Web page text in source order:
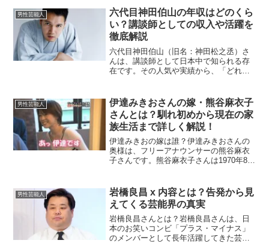
や、二人の関係について詳しく掘り下げ
てみたいと思いま...
男性芸能人
六代目神田伯山の年収はどのくら
い？講談師としての収入や活躍を
徹底解説
六代目神田伯山（旧名：神田松之丞）さ
んは、講談師として日本中で知られる存
在です。その人気や実績から、「どれく
活動が収入にどのような影響を与えてい
るのか、詳しく掘り下げて...
男性芸能人
伊達みきおさんの嫁・熊谷麻衣子
さんとは？馴れ初めから現在の家
族生活まで詳しく解説！
伊達みきおの嫁は誰？伊達みきおさんの
奥様は、フリーアナウンサーの熊谷麻衣
子さんです。熊谷麻衣子さんは1970年8月
生時代には中学校・高等学校の教員免許
を取得し、ピアノ...
男性芸能人
岩橋良昌 x 内容とは？告発から見
えてくる芸能界の真実
岩橋良昌さんとは？岩橋良昌さんは、日
本のお笑いコンビ「プラス・マイナス」
のメンバーとして長年活躍してきた芸人